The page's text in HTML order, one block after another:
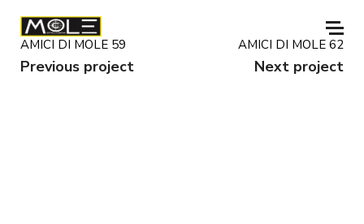
AMICI DI MOLE 59
Previous project
AMICI DI MOLE 62
Next project